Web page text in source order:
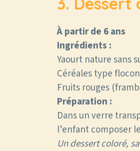
À partir de 6 ans
Ingrédients :
Yaourt nature sans
Céréales type
Fruits rouges
Préparation :
Dans un verre
l’enfant composer
Un dessert coloré,